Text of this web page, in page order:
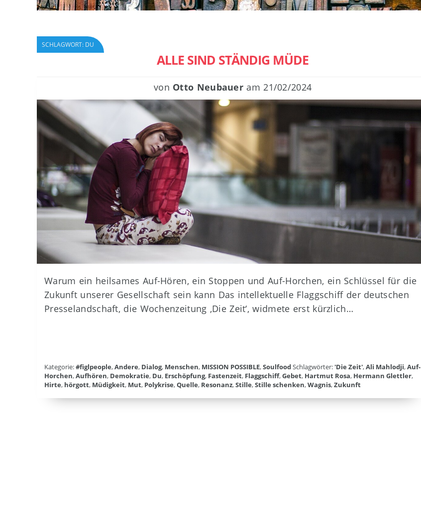
SCHLAGWORT: DU
ALLE SIND STÄNDIG MÜDE
von Otto Neubauer am21/02/2024
Warum ein heilsames Auf-Hören, ein Stoppen und Auf-Horchen, ein Schlüssel für die
Zukunft unserer Gesellschaft sein kann Das intellektuelle Flaggschiff der deutschen
Presselandschaft, die Wochenzeitung ‚Die Zeit‘, widmete erst kürzlich…
Kategorie:#figlpeople,Andere, Dialog, Menschen, MISSION POSSIBLE,SoulfoodSchlagwörter: 'Die Zeit',Ali Mahlodji,Auf-
Horchen,Aufhören, Demokratie, Du, Erschöpfung, Fastenzeit, Flaggschiff,Gebet, Hartmut Rosa, Hermann Glettler,
Hirte, hörgott, Müdigkeit, Mut, Polykrise,Quelle, Resonanz,Stille,Stille schenken,Wagnis,Zukunft